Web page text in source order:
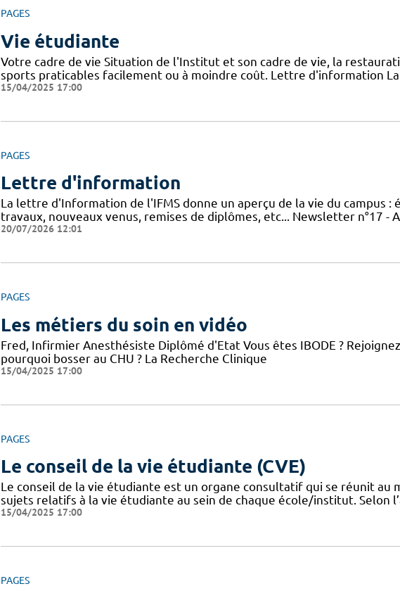
PAGES
Vie étudiante
Votre cadre de vie Situation de l'Institut et son cadre de vie, la
sports praticables facilement ou à moindre coût. Lettre d'information
15/04/2025 17:00
PAGES
Lettre d'information
La lettre d'Information de l'IFMS donne un aperçu de la vie du campus :
travaux, nouveaux venus, remises de diplômes, etc... Newsletter n°17 -
20/07/2026 12:01
PAGES
Les métiers du soin en vidéo
Fred, Infirmier Anesthésiste Diplômé d'Etat Vous êtes IBODE ?
pourquoi bosser au CHU ? La Recherche Clinique
15/04/2025 17:00
PAGES
Le conseil de la vie étudiante (CVE)
Le conseil de la vie étudiante est un organe consultatif qui se réunit au
sujets relatifs à la vie étudiante au sein de chaque école/institut. Selon
15/04/2025 17:00
PAGES